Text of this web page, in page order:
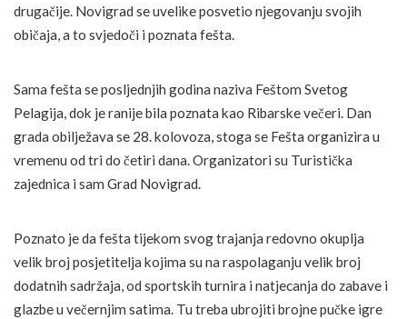
drugačije. Novigrad se uvelike posvetio njegovanju svojih
običaja, a to svjedoči i poznata fešta.
Sama fešta se posljednjih godina naziva Feštom Svetog
Pelagija, dok je ranije bila poznata kao Ribarske večeri. Dan
grada obilježava se 28. kolovoza, stoga se Fešta organizira u
vremenu od tri do četiri dana. Organizatori su Turistička
zajednica i sam Grad Novigrad.
Poznato je da fešta tijekom svog trajanja redovno okuplja
velik broj posjetitelja kojima su na raspolaganju velik broj
dodatnih sadržaja, od sportskih turnira i natjecanja do zabave i
glazbe u večernjim satima. Tu treba ubrojiti brojne pučke igre